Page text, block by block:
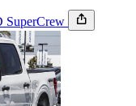
SuperCrew